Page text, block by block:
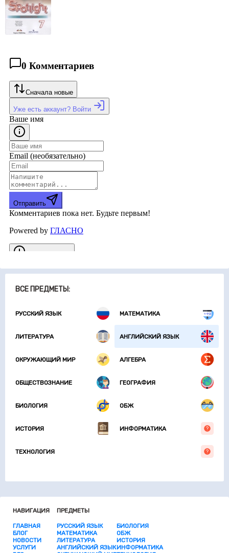
ВСЕ ПРЕДМЕТЫ:
РУССКИЙ ЯЗЫК МАТЕМАТИКА
ЛИТЕРАТУРА АНГЛИЙСКИЙ ЯЗЫК
ОКРУЖАЮЩИЙ МИР АЛГЕБРА
ОБЩЕСТВОЗНАНИЕ ГЕОГРАФИЯ
БИОЛОГИЯ ОБЖ
ИСТОРИЯ ИНФОРМАТИКА
ТЕХНОЛОГИЯ
НАВИГАЦИЯ
ГЛАВНАЯ
БЛОГ
НОВОСТИ
УСЛУГИ
ПРЕДМЕТЫ
РУССКИЙ ЯЗЫК
МАТЕМАТИКА
ЛИТЕРАТУРА
АНГЛИЙСКИЙ ЯЗЫК
БИОЛОГИЯ
ОБЖ
ИСТОРИЯ
ИНФОРМАТИКА